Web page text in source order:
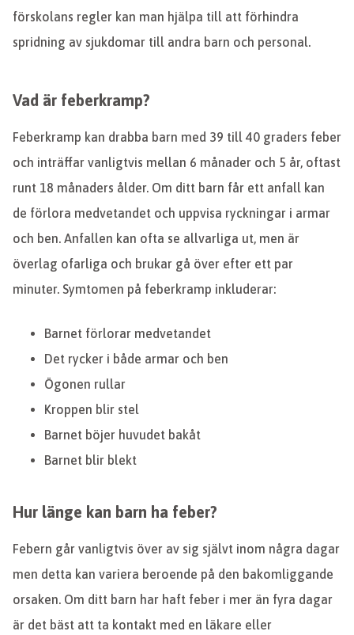
förskolans regler kan man hjälpa till att förhindra
spridning av sjukdomar till andra barn och personal.
Vad är feberkramp?
Feberkramp kan drabba barn med 39 till 40 graders feber
och inträffar vanligtvis mellan 6 månader och 5 år, oftast
runt 18 månaders ålder. Om ditt barn får ett anfall kan
de förlora medvetandet och uppvisa ryckningar i armar
och ben. Anfallen kan ofta se allvarliga ut, men är
överlag ofarliga och brukar gå över efter ett par
minuter. Symtomen på feberkramp inkluderar:
Barnet förlorar medvetandet
Det rycker i både armar och ben
Ögonen rullar
Kroppen blir stel
Barnet böjer huvudet bakåt
Barnet blir blekt
Hur länge kan barn ha feber?
Febern går vanligtvis över av sig självt inom några dagar
men detta kan variera beroende på den bakomliggande
orsaken. Om ditt barn har haft feber i mer än fyra dagar
är det bäst att ta kontakt med en läkare eller